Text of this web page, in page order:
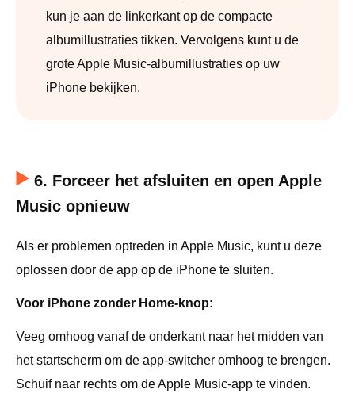
kun je aan de linkerkant op de compacte
albumillustraties tikken. Vervolgens kunt u de
grote Apple Music-albumillustraties op uw
iPhone bekijken.
6. Forceer het afsluiten en open Apple
Music opnieuw
Als er problemen optreden in Apple Music, kunt u deze
oplossen door de app op de iPhone te sluiten.
Voor iPhone zonder Home-knop:
Veeg omhoog vanaf de onderkant naar het midden van
het startscherm om de app-switcher omhoog te brengen.
Schuif naar rechts om de Apple Music-app te vinden.